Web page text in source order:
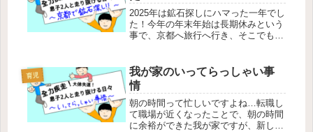
2025年は鉱石探しにハマった一年でし
た！今年の年末年始は長期休みという
事で、京都へ旅行へ行き、そこでも鉱
たことがありますが、鉱石探しができ
るという京田辺市には初めて行きま...
育児
我が家のいってらっしゃい事
情
朝の時間って忙しいですよね…転職し
て職場が近くなったことで、朝の時間
に余裕ができた我が家ですが、新しい